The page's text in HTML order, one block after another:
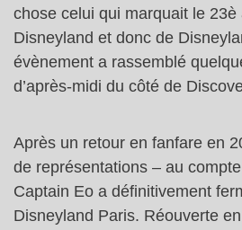
chose celui qui marquait le
Disneyland et donc de
évènement a rassemblé
d’après-midi du côté de
Après un retour en fanfare en
de représentations – au
Captain Eo a définitivement
Disneyland Paris. Réouverte